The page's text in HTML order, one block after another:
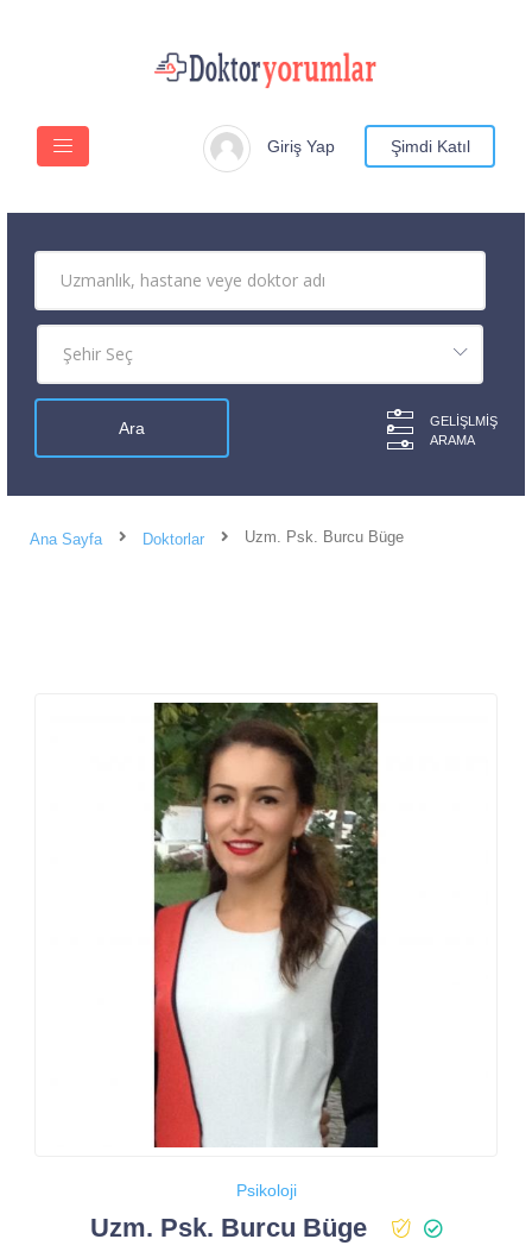
Giriş Yap Şimdi Katıl
GELIŞLMIŞ
ARAMA
Ana Sayfa Doktorlar Uzm. Psk. Burcu Büge
Psikoloji
Uzm. Psk. Burcu Büge